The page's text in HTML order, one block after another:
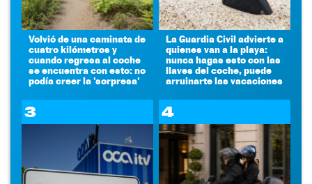
Volvió de una caminata de
cuatro kilómetros y
cuando regresa al coche
se encuentra con esto: no
podía creer la 'sorpresa'
La Guardia Civil advierte a
quienes van a la playa:
nunca hagas esto con las
llaves del coche, puede
arruinarte las vacaciones
3 4